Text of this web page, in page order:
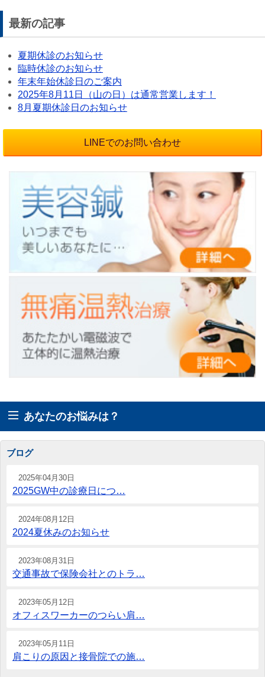
最新の記事
夏期休診のお知らせ
臨時休診のお知らせ
年末年始休診日のご案内
2025年8月11日（山の日）は通常営業します！
8月夏期休診日のお知らせ
LINEでのお問い合わせ
あなたのお悩みは？
ブログ
2025年04月30日
2025GW中の診療日につ…
2024年08月12日
2024夏休みのお知らせ
2023年08月31日
交通事故で保険会社とのトラ…
2023年05月12日
オフィスワーカーのつらい肩…
2023年05月11日
肩こりの原因と接骨院での施…